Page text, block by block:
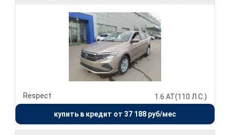
Respect 1.6 AT(110 Л.С.)
купить в кредит от 37 188 руб/мес